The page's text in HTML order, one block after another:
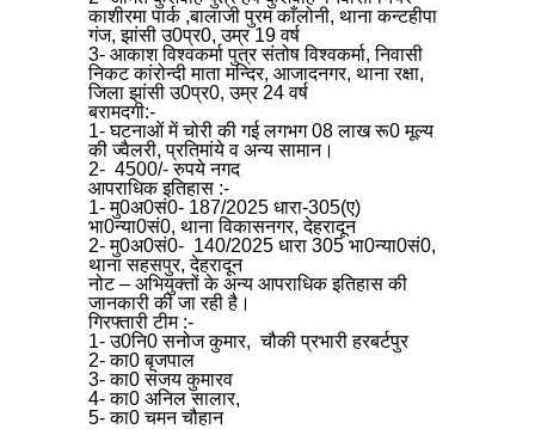
काशीरमा पार्क ,बालाजी पुरम काँलोनी, थाना कन्टहीपा
गंज, झांसी उ0प्र0, उम्र 19 वर्ष
3- आकाश विश्वकर्मा पुत्र संतोष विश्वकर्मा, निवासी
निकट कांरोन्दी माता मन्दिर, आजादनगर, थाना रक्षा,
जिला झांसी उ0प्र0, उम्र 24 वर्ष
बरामदगी:-
1- घटनाओं में चोरी की गई लगभग 08 लाख रू0 मूल्य
की ज्वैलरी, प्रतिमांये व अन्य सामान।
2- 4500/- रुपये नगद
आपराधिक इतिहास :-
1- मु0अ0सं0- 187/2025 धारा-305(ए)
भा0न्या0सं0, थाना विकासनगर, देहरादून
2- मु0अ0सं0- 140/2025 धारा 305 भा0न्या0सं0,
थाना सहसपुर, देहरादून
नोट – अभियुक्तों के अन्य आपराधिक इतिहास की
जानकारी की जा रही है।
गिरफ्तारी टीम :-
1- उ0नि0 सनोज कुमार, चौकी प्रभारी हरबर्टपुर
2- का0 बृजपाल
3- का0 संजय कुमारव
4- का0 अनिल सालार,
5- का0 चमन चौहान